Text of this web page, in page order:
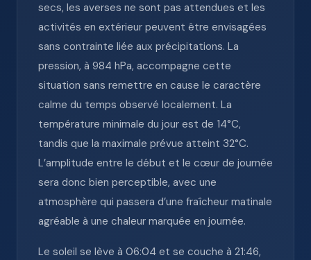
secs, les averses ne sont pas attendues et les
activités en extérieur peuvent être envisagées
sans contrainte liée aux précipitations. La
pression, à 984 hPa, accompagne cette
situation sans remettre en cause le caractère
calme du temps observé localement. La
température minimale du jour est de 14°C,
tandis que la maximale prévue atteint 32°C.
L’amplitude entre le début et le cœur de journée
sera donc bien perceptible, avec une
atmosphère qui passera d’une fraîcheur matinale
agréable à une chaleur marquée en journée.
Le soleil se lève à 06:04 et se couche à 21:46,